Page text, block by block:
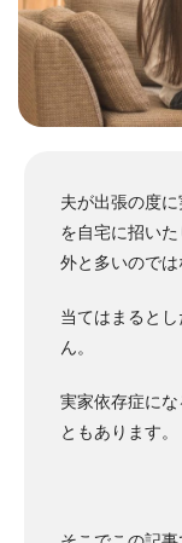
夫が出張の度
を自宅に招い
外と多いので
当てはまると
ん。
実家依存症に
ともあります。